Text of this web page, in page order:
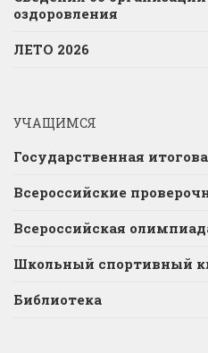
оздоровления
ЛЕТО 2026
УЧАЩИМСЯ
Государственная
Всероссийские
Всероссийская
Школьный спортивный
Библиотека